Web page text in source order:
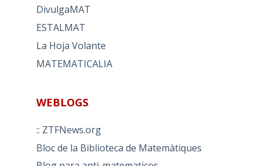
DivulgaMAT
ESTALMAT
La Hoja Volante
MATEMATICALIA
WEBLOGS
:: ZTFNews.org
Bloc de la Biblioteca de Matemàtiques